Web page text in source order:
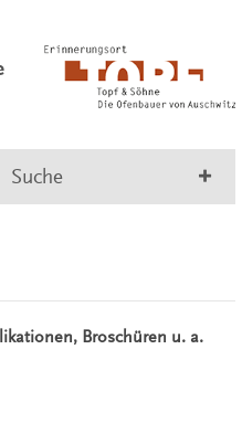
Suche
Broschüren u. a.